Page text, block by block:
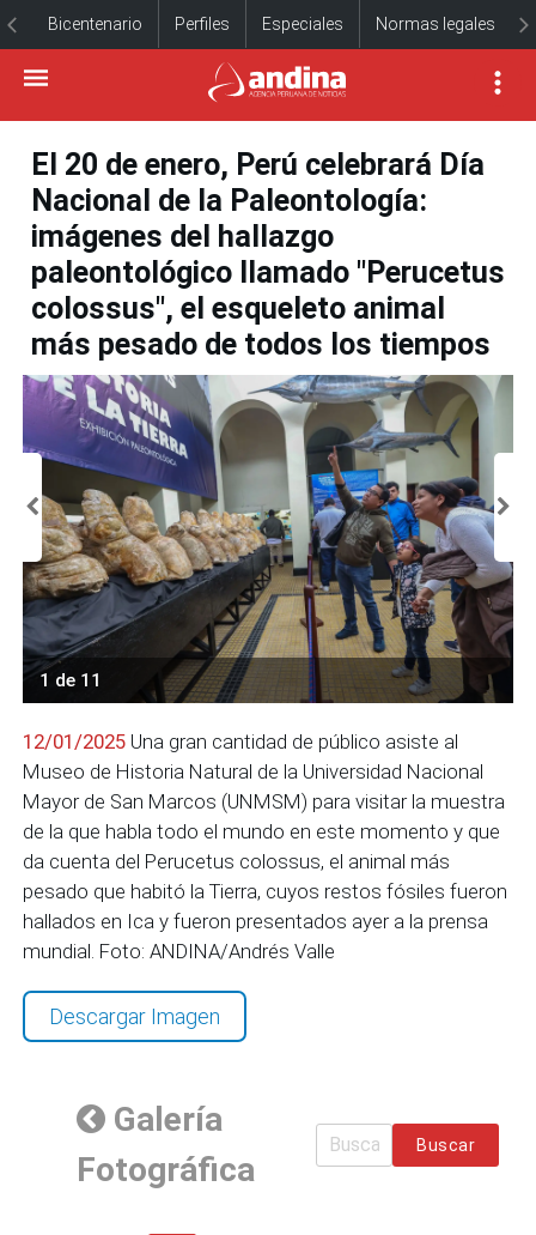
Bicentenario Perfiles Especiales Normas legales
El 20 de enero, Perú celebrará Día
Nacional de la Paleontología:
imágenes del hallazgo
paleontológico llamado "Perucetus
colossus", el esqueleto animal
más pesado de todos los tiempos
1 de 11
12/01/2025 Una gran cantidad de público asiste al
Museo de Historia Natural de la Universidad Nacional
Mayor de San Marcos (UNMSM) para visitar la muestra
de la que habla todo el mundo en este momento y que
da cuenta del Perucetus colossus, el animal más
pesado que habitó la Tierra, cuyos restos fósiles fueron
hallados en Ica y fueron presentados ayer a la prensa
mundial. Foto: ANDINA/Andrés Valle
Descargar Imagen
Galería
Fotográfica
Buscar